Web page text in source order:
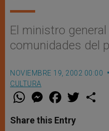
El ministro
comunidades del
NOVIEMBRE 19, 2002 00:00
CULTURA
W
t
s
M
e
s
e
F
a
e
b
w
Share this Entry